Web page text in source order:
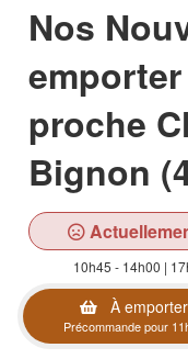
Nos
emporter
proche
Bignon
10h45 - 14h00 |
À emporter
Précommande pour